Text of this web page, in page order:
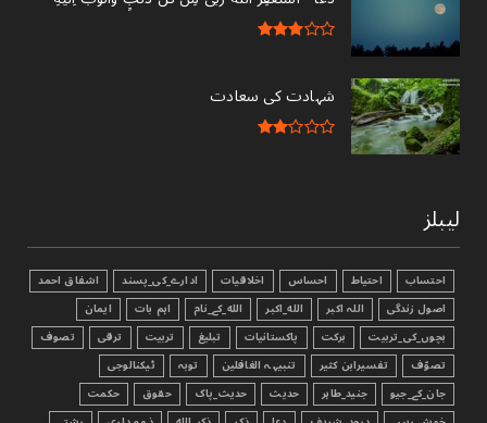
شہادت کی سعادت
لیبلز
احتساب احتیاط احساس اخلاقیات ادارے_کی_پسند
اشفاق احمد
اصول زندگی
اللہ اکبر الله_اکبر الله_کے_نام اہم بات
ایمان
بچوں_کی_تربیت
برکت پاکستانیات تبليغ تربیت ترقی
تصوف
تصوّف
تفسیرابن کثیر تنبیہہ الغافلین توبہ
ٹیکنالوجی
جان_کے_جیو
جنید_طاہر حدیث حدیث_پاک حقوق
حکمت